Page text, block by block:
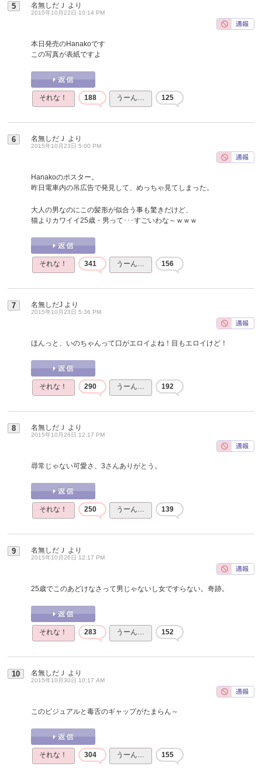
5 名無しだＪ より
2015年10月22日 10:14 PM
本日発売のHanakoです
この写真が表紙ですよ
それな！ 188 うーん… 125
6 名無しだＪ より
2015年10月23日 5:00 PM
Hanakoのポスター。
昨日電車内の吊広告で発見して、めっちゃ見てしまった。
大人の男なのにこの髪形が似合う事も驚きだけど、
猫よりカワイイ25歳・男って･･･すごいわな～ｗｗｗ
それな！ 341 うーん… 156
7 名無しだJ より
2015年10月23日 5:36 PM
ほんっと、いのちゃんって口がエロイよね！目もエロイけど！
それな！ 290 うーん… 192
8 名無しだＪ より
2015年10月26日 12:17 PM
尋常じゃない可愛さ、3さんありがとう。
それな！ 250 うーん… 139
9 名無しだＪ より
2015年10月26日 12:17 PM
25歳でこのあどけなさって男じゃないし女ですらない。奇跡。
それな！ 283 うーん… 152
10 名無しだＪ より
2015年10月30日 10:17 AM
このビジュアルと毒舌のギャップがたまらん～
それな！ 304 うーん… 155